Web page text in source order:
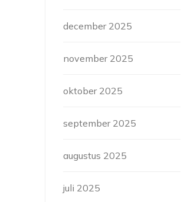
december 2025
november 2025
oktober 2025
september 2025
augustus 2025
juli 2025